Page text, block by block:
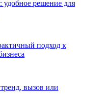
удобное решение для
подход к
вызов или